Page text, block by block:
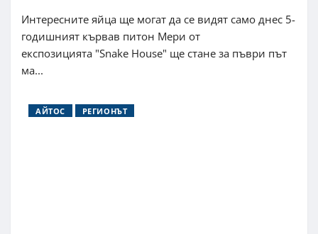
Интересните яйца ще могат да се видят само днес 5-
годишният кървав питон Мери от
експозицията "Snake House" ще стане за пъври път
ма...
АЙТОС РЕГИОНЪТ